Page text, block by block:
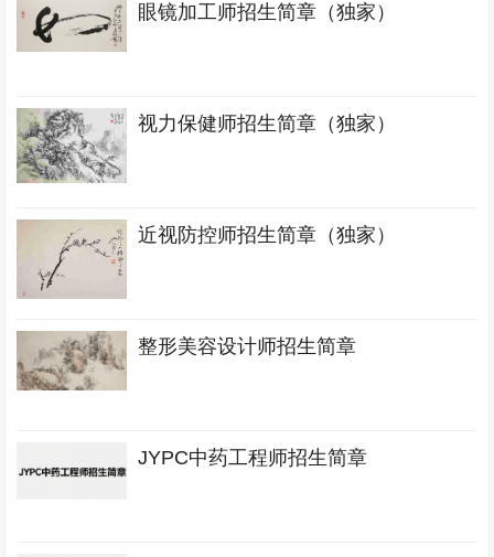
眼镜加工师招生简章（独家）
视力保健师招生简章（独家）
近视防控师招生简章（独家）
整形美容设计师招生简章
JYPC中药工程师招生简章